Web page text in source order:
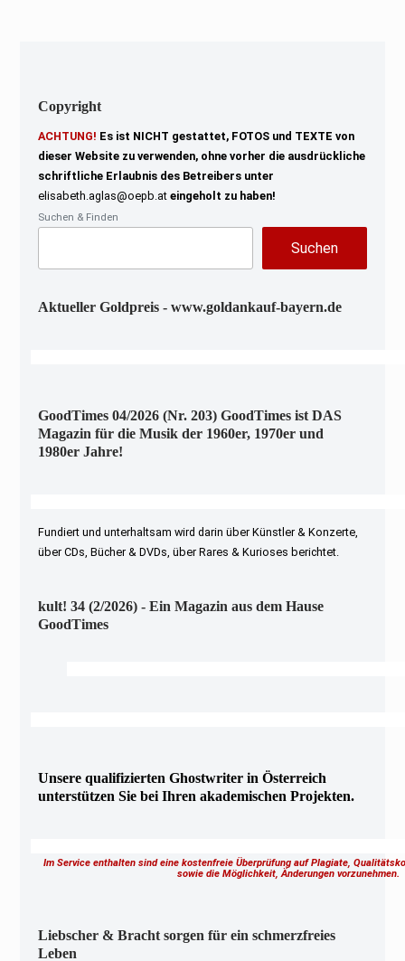
Copyright
ACHTUNG! Es ist NICHT gestattet, FOTOS und TEXTE von
dieser Website zu verwenden, ohne vorher die ausdrückliche
schriftliche Erlaubnis des Betreibers unter
elisabeth.aglas@oepb.at eingeholt zu haben!
Suchen & Finden
Suchen
Aktueller Goldpreis - www.goldankauf-bayern.de
GoodTimes 04/2026 (Nr. 203) GoodTimes ist DAS
Magazin für die Musik der 1960er, 1970er und
1980er Jahre!
Fundiert und unterhaltsam wird darin über Künstler & Konzerte,
über CDs, Bücher & DVDs, über Rares & Kurioses berichtet.
kult! 34 (2/2026) - Ein Magazin aus dem Hause
GoodTimes
Unsere qualifizierten Ghostwriter in Österreich
unterstützen Sie bei Ihren akademischen Projekten.
Im Service enthalten sind eine kostenfreie Überprüfung auf Plagiate,
sowie die Möglichkeit, Änderungen vorzunehmen.
Liebscher & Bracht sorgen für ein schmerzfreies
Leben